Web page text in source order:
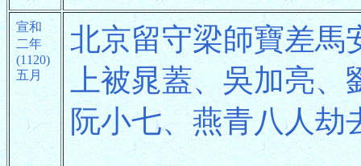
宣和
二年
(1120)
五月
北京留守梁師寶差馬
上被晁蓋、吳加亮、
阮小七、燕青八人劫